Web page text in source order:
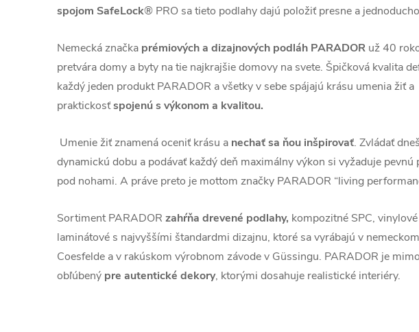
spojom SafeLock® PRO sa tieto podlahy dajú položiť presne a
Nemecká značka prémiových a dizajnových podláh PARADOR už 40
pretvára domy a byty na tie najkrajšie domovy na svete. Špičková kvalita
každý jeden produkt PARADOR a všetky v sebe spájajú krásu umenia žiť a
praktickosťspojenú s výkonom a kvalitou.
Umenie žiť znamená oceniť krásu a nechať sa ňou inšpirovať. Zvládať
dynamickú dobu a podávať každý deň maximálny výkon si vyžaduje pevnú
pod nohami. A práve preto je mottom značky PARADOR “living
Sortiment PARADOR zahŕňa drevené podlahy, kompozitné SPC,
laminátové s najvyššími štandardmi dizajnu, ktoré sa vyrábajú v
Coesfelde a v rakúskom výrobnom závode v Güssingu. PARADOR je
obľúbený pre autentické dekory, ktorými dosahuje realistické interiéry.